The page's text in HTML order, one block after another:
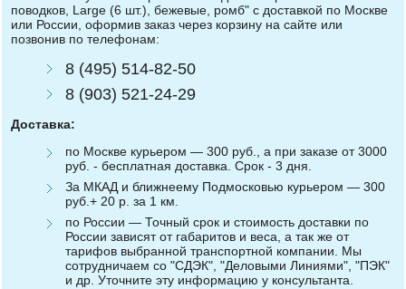
поводков, Large (6 шт.), бежевые, ромб" с доставкой по Москве
или России, оформив заказ через корзину на сайте или
позвонив по телефонам:
8 (495) 514-82-50
8 (903) 521-24-29
Доставка:
по Москве курьером — 300 руб., а при заказе от 3000
руб. - бесплатная доставка. Срок - 3 дня.
За МКАД и ближнеему Подмосковью курьером — 300
руб.+ 20 р. за 1 км.
по России — Точный срок и стоимость доставки по
России зависят от габаритов и веса, а так же от
тарифов выбранной транспортной компании. Мы
сотрудничаем со "СДЭК", "Деловыми Линиями", "ПЭК"
и др. Уточните эту информацию у консультанта.